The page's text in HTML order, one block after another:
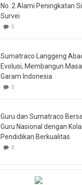
No. 2 Alami Peningkatan
Survei
0
Sumatraco Langgeng
Evolusi, Membangun
Garam Indonesia
0
Guru dan Sumatraco
Guru Nasional dengan
Pendidikan Berkualitas
0